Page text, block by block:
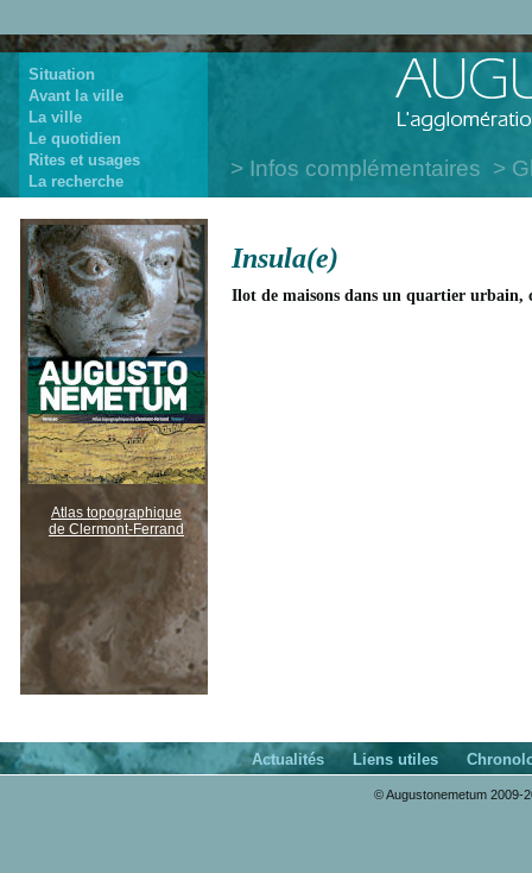
Situation
Avant la ville
La ville
Le quotidien
Rites et usages
La recherche
Infos complémentaires
Insula(e)
Ilot de maisons dans un quartier urbain,
Atlas topographique
de Clermont-Ferrand
Actualités Liens utiles
© Augustonemetum 2009-